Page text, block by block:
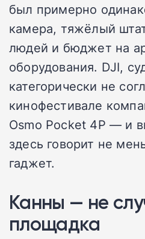
был примерно
камера, тяжёлый
людей и бюджет на
оборудования. DJI,
категорически не
кинофестивале
Osmo Pocket 4P — и
здесь говорит не
гаджет.
Канны — не
площадка